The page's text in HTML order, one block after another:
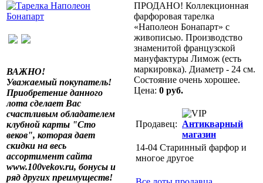
ВАЖНО!
Уважаемый покупатель!
Приобретение данного
лота сделает Вас
счастливым обладателем
клубной карты "Сто
веков", которая дает
скидки на весь
ассортимент сайта
www.100vekov.ru, бонусы и
ряд других преимуществ!
ПРОДАНО! Коллекционная
фарфоровая тарелка
«Наполеон Бонапарт» с
живописью. Производство
знаменитой французской
мануфактуры Лимож (есть
маркировка). Диаметр - 24 см.
Состояние очень хорошее.
Цена: 0 руб.
Продавец: Антикварный
магазин
14-04 Старинный фарфор и
многое другое